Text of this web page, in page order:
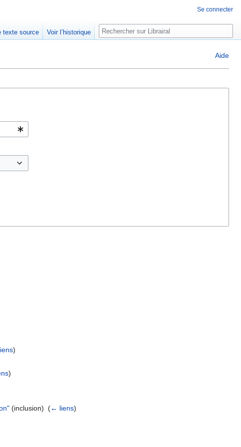
Aide
)
)
(inclusion) ‎(← liens)
Se connecter
texte source Voir l’historique Rechercher